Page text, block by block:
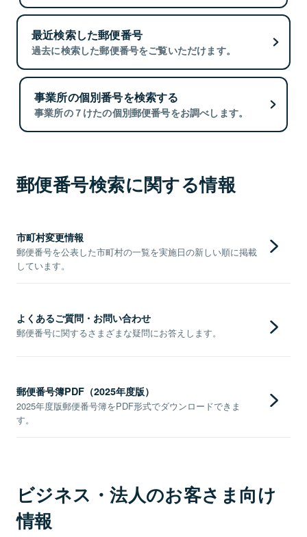
最近検索した郵便番号
過去に検索した郵便番号をご覧いただけます。
事業所の個別番号を検索する
事業所の７けたの個別郵便番号をお調べします。
郵便番号検索に関する情報
市町村変更情報
郵便番号を公表した市町村の一覧を実施日の新しい順に掲載
しています。
よくあるご質問・お問い合わせ
郵便番号に関するさまざまな疑問にお答えします。
郵便番号簿PDF（2025年度版）
2025年度版郵便番号簿をPDF形式でダウンロードできま
す。
ビジネス・法人のお客さま向け
情報